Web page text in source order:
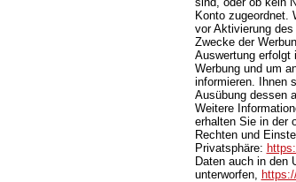
Konto zugeordnet.
vor Aktivierung
Zwecke der
Auswertung erfolgt
Werbung und um
informieren. Ihnen
Ausübung dessen
Weitere
erhalten Sie in der
Rechten und
Privatsphäre:
Daten auch in den
unterworfen,